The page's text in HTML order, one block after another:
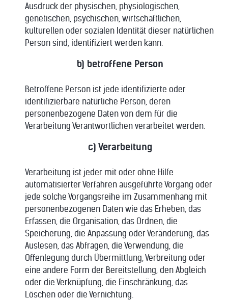
Ausdruck der physischen, physiologischen,
genetischen, psychischen, wirtschaftlichen,
kulturellen oder sozialen Identität dieser natürlichen
Person sind, identifiziert werden kann.
b) betroffene Person
Betroffene Person ist jede identifizierte oder
identifizierbare natürliche Person, deren
personenbezogene Daten von dem für die
Verarbeitung Verantwortlichen verarbeitet werden.
c) Verarbeitung
Verarbeitung ist jeder mit oder ohne Hilfe
automatisierter Verfahren ausgeführte Vorgang oder
jede solche Vorgangsreihe im Zusammenhang mit
personenbezogenen Daten wie das Erheben, das
Erfassen, die Organisation, das Ordnen, die
Speicherung, die Anpassung oder Veränderung, das
Auslesen, das Abfragen, die Verwendung, die
Offenlegung durch Übermittlung, Verbreitung oder
eine andere Form der Bereitstellung, den Abgleich
oder die Verknüpfung, die Einschränkung, das
Löschen oder die Vernichtung.